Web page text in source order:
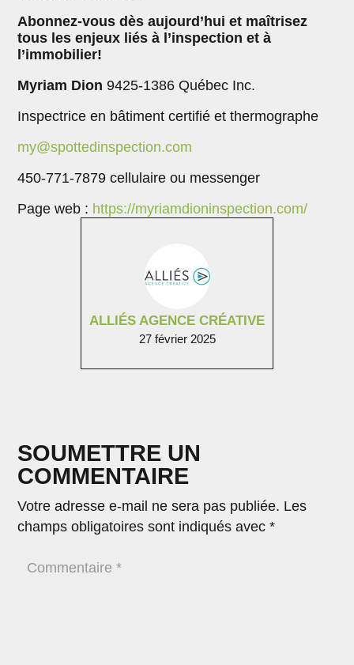
ALLIÉS AGENCE CRÉATIVE
27 février 2025
Abonnez-vous dès aujourd’hui et maîtrisez
tous les enjeux liés à l’inspection et à
l’immobilier!
Myriam Dion​​​​ 9425-1386 Québec Inc.
Inspectrice en bâtiment certifié et thermographe
my@spottedinspection.com
450-771-7879 cellulaire ou messenger
Page web : https://myriamdioninspection.com/
SOUMETTRE UN
COMMENTAIRE
Votre adresse e-mail ne sera pas publiée. Les
champs obligatoires sont indiqués avec*